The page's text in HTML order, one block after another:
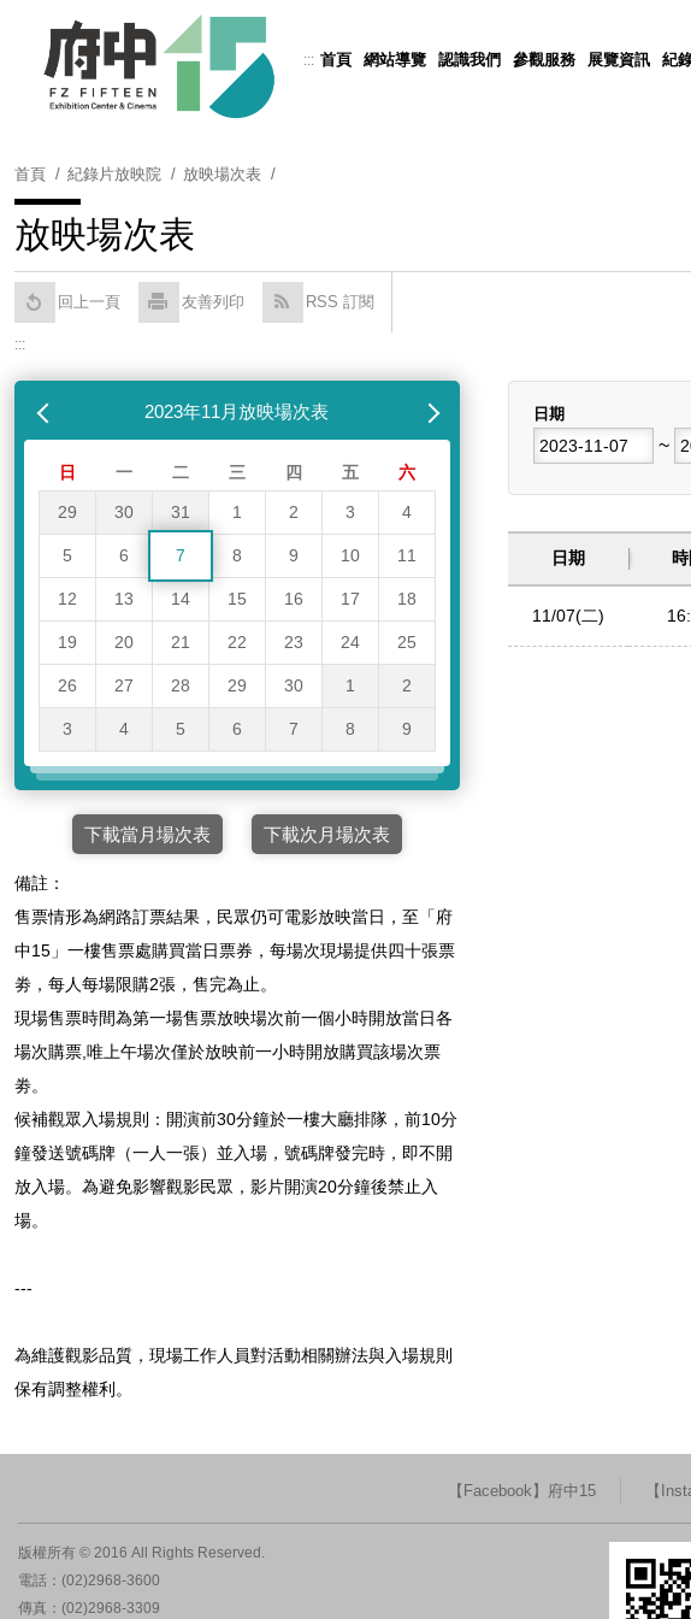
::: 首頁 網站導覽 認識我們 參觀服務 展覽資訊 紀
Powered by Translate
首頁 紀錄片放映院 放映場次表
放映場次表
回上一頁 友善列印 RSS 訂閱
:::
2023年11月放映場次表
日 一 二 三 四 五 六
29 30 31 1 2 3 4
5 6 7 8 9 10 11
12 13 14 15 16 17 18
19 20 21 22 23 24 25
26 27 28 29 30 1 2
3 4 5 6 7 8 9
下載當月場次表 下載次月場次表
備註：
售票情形為網路訂票結果，民眾仍可電影放映當日，至「府
中15」一樓售票處購買當日票券，每場次現場提供四十張票
劵，每人每場限購2張，售完為止。
現場售票時間為第一場售票放映場次前一個小時開放當日各
場次購票,唯上午場次僅於放映前一小時開放購買該場次票
劵。
候補觀眾入場規則：開演前30分鐘於一樓大廳排隊，前10分
鐘發送號碼牌（一人一張）並入場，號碼牌發完時，即不開
放入場。為避免影響觀影民眾，影片開演20分鐘後禁止入
場。
---
為維護觀影品質，現場工作人員對活動相關辦法與入場規則
保有調整權利。
日期
開始日期
~
日期
11/07(二)
【Facebook】府中15 【
版權所有 © 2016 All Rights Reserved.
電話：(02)2968-3600
傳真：(02)2968-3309